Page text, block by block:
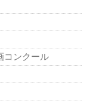
コンクール